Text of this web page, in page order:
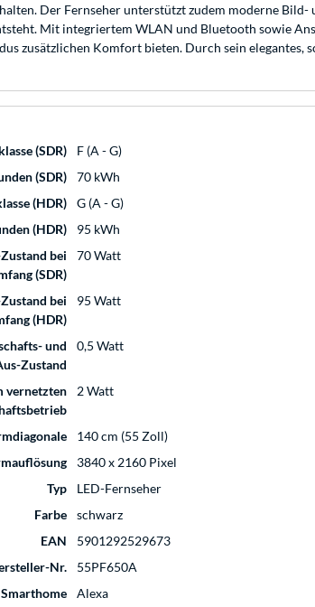
Der Fernseher unterstützt zudem moderne
Mit integriertem WLAN und Bluetooth sowie
zusätzlichen Komfort bieten. Durch sein elegantes,
(SDR)
F (A - G)
(SDR)
70 kWh
(HDR)
G (A - G)
(HDR)
95 kWh
bei
(SDR)
70 Watt
bei
(HDR)
95 Watt
und
Zustand
0,5 Watt
vernetzten
2 Watt
140 cm (55 Zoll)
3840 x 2160 Pixel
Typ
LED-Fernseher
Farbe
schwarz
EAN
5901292529673
Nr.
55PF650A
Smarthome
Alexa